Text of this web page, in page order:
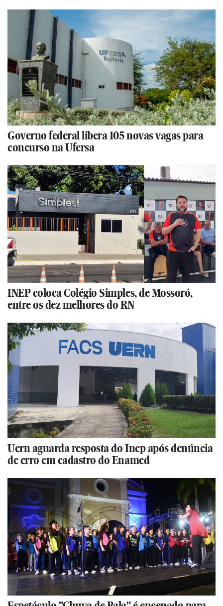
Governo federal libera 105 novas vagas para
concurso na Ufersa
INEP coloca Colégio Simples, de Mossoró,
entre os dez melhores do RN
Uern aguarda resposta do Inep após denúncia
de erro em cadastro do Enamed